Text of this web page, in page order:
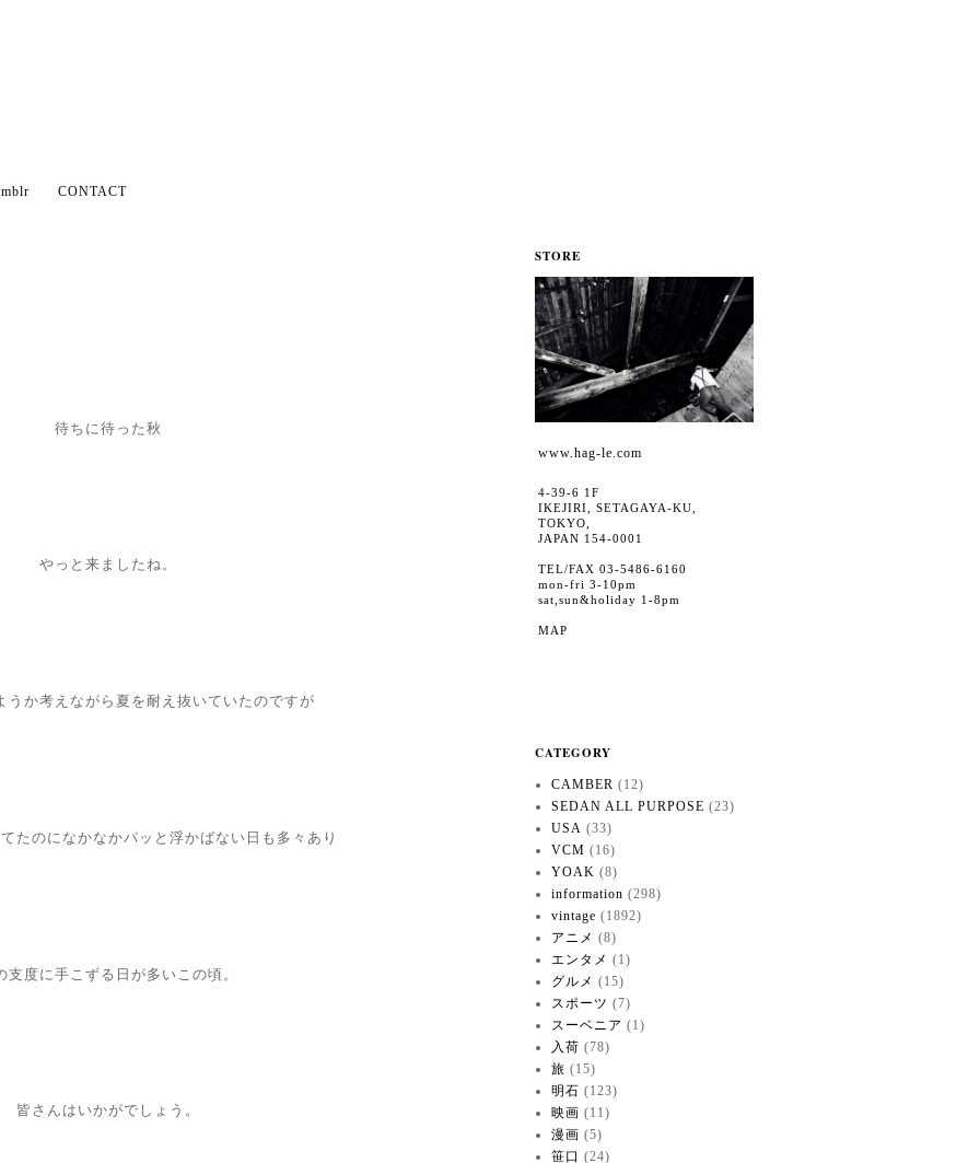
CONTACT
待ちに待った秋
やっと来ましたね。
うか考えながら夏を耐え抜いていたのですが
たのになかなかパッと浮かばない日も多々あり
支度に手こずる日が多いこの頃。
皆さんはいかがでしょう。
STORE
www.hag-le.com
4-39-6 1F
IKEJIRI, SETAGAYA-KU,
TOKYO,
JAPAN 154-0001
TEL/FAX 03-5486-6160
mon-fri 3-10pm
sat,sun&holiday 1-8pm
MAP
CATEGORY
CAMBER (12)
SEDAN ALL PURPOSE (23)
USA (33)
VCM (16)
YOAK (8)
information (298)
vintage (1892)
アニメ (8)
エンタメ (1)
グルメ (15)
スポーツ (7)
スーベニア (1)
入荷 (78)
旅 (15)
明石 (123)
映画 (11)
漫画 (5)
笹口 (24)